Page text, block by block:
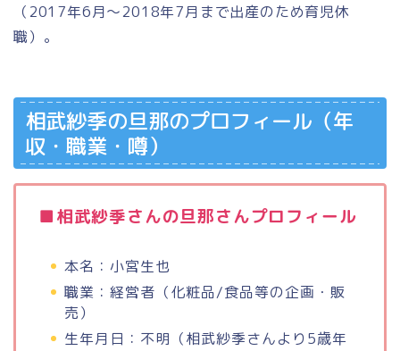
（2017年6月～2018年7月まで出産のため育児休
職）。
相武紗季の旦那のプロフィール（年
収・職業・噂）
■相武紗季さんの旦那さんプロフィール
本名：小宮生也
職業：経営者（化粧品/食品等の企画・販
売）
生年月日：不明（相武紗季さんより5歳年